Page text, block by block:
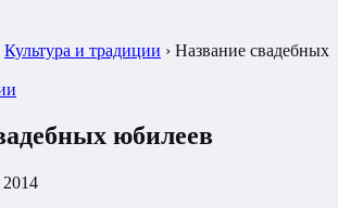
Культура и традиции › Название свадебных
юбилеев
2014